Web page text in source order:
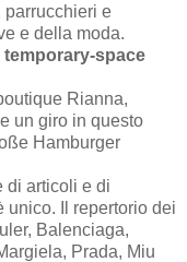
parrucchieri e
e della moda.
temporary-space
Rianna,
un giro in questo
Hamburger
di articoli e di
unico. Il repertorio dei
Balenciaga,
Prada, Miu